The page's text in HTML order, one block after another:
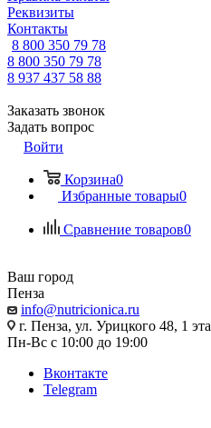
Реквизиты
Контакты
8 800 350 79 78
8 800 350 79 78
8 937 437 58 88
Заказать звонок
Задать вопрос
Войти
Корзина0
Избранные товары0
Сравнение товаров0
Ваш город
Пенза
info@nutricionica.ru
г. Пенза, ул. Урицкого 48, 1
Пн-Вс с 10:00 до 19:00
Вконтакте
Telegram